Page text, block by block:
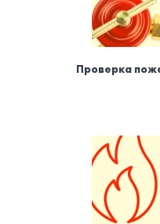
Проверка